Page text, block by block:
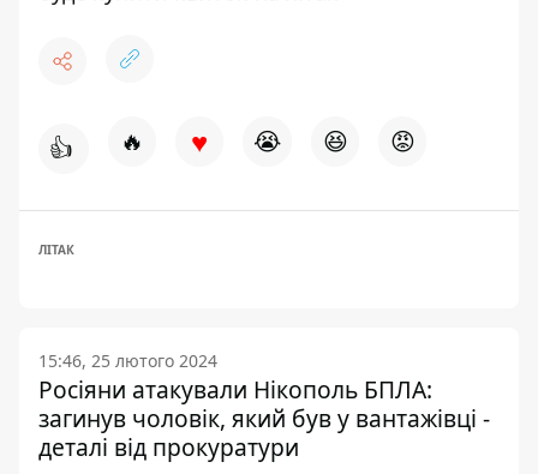
👍 🔥 ♥ 😭 😆 😡
ЛІТАК
15:46, 25 лютого 2024
Росіяни атакували Нікополь БПЛА:
загинув чоловік, який був у вантажівці -
деталі від прокуратури